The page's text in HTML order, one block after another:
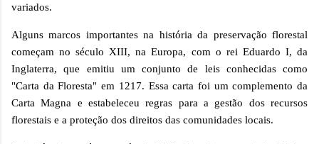
variados.
Alguns marcos importantes na história da preservação florestal
começam no século XIII, na Europa, com o rei Eduardo I, da
Inglaterra, que emitiu um conjunto de leis conhecidas como
"Carta da Floresta" em 1217. Essa carta foi um complemento da
Carta Magna e estabeleceu regras para a gestão dos recursos
florestais e a proteção dos direitos das comunidades locais.